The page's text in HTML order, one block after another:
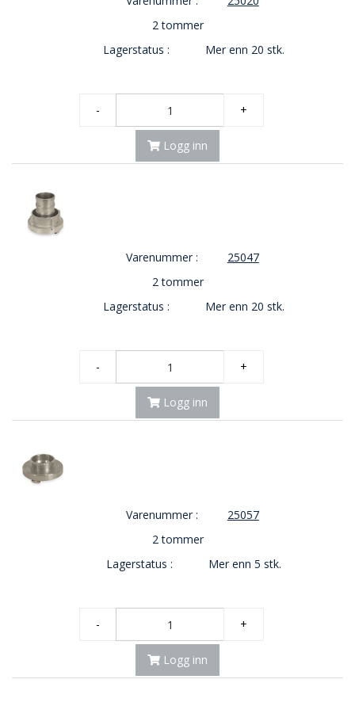
2 tommer
Lagerstatus :
Mer enn 20 stk.
- +
Logg inn
Varenummer :
25047
2 tommer
Lagerstatus :
Mer enn 20 stk.
- +
Logg inn
Varenummer :
25057
2 tommer
Lagerstatus :
Mer enn 5 stk.
- +
Logg inn